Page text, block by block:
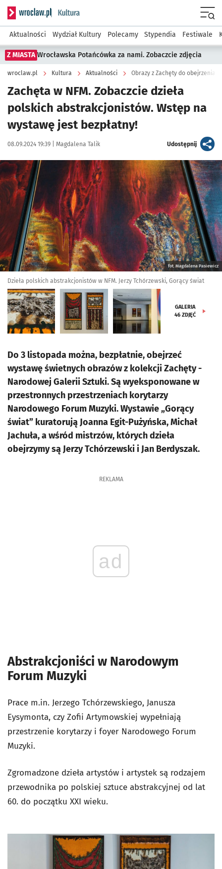
Serwis informacyjny wroclaw.pl podserwis: Kultura
Aktualności Wydział Kultury Polecamy Stypendia Festiwale
Z MIASTA Wrocławska Potańcówka za nami. Zobaczcie zdjęcia
wroclaw.pl Kultura Aktualności Obrazy z Zachęty do obejrzenia w
Zachęta w NFM. Zobaczcie dzieła
polskich abstrakcjonistów. Wstęp na
wystawę jest bezpłatny!
Data publikacji:
08.09.2024 19:39 | Autor:
Magdalena Talik Udostępnijartykuł
Kliknij, aby zobaczyć galerię
fot. Magdalena Pasiewicz
Dzieła polskich abstrakcjonistów w NFM. Jerzy Tchórzewski, Gorący świat
GALERIA
46 ZDJĘĆ
Do 3 listopada można, bezpłatnie, obejrzeć
wystawę świetnych obrazów z kolekcji Zachęty -
Narodowej Galerii Sztuki. Są wyeksponowane w
przestronnych przestrzeniach korytarzy
Narodowego Forum Muzyki. Wystawie „Gorący
świat” kuratorują Joanna Egit-Pużyńska, Michał
Jachuła, a wśród mistrzów, których dzieła
obejrzymy są Jerzy Tchórzewski i Jan Berdyszak.
REKLAMA
ad
Abstrakcjoniści w Narodowym
Forum Muzyki
Prace m.in. Jerzego Tchórzewskiego, Janusza
Eysymonta, czy Zofii Artymowskiej wypełniają
przestrzenie korytarzy i foyer Narodowego Forum
Muzyki.
Zgromadzone dzieła artystów i artystek są rodzajem
przewodnika po polskiej sztuce abstrakcyjnej od lat
60. do początku XXI wieku.